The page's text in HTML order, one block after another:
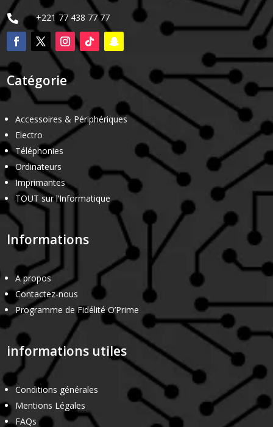
 +221 77 438 77 77
Catégorie
Accessoires & Périphériques
Electro
Téléphonies
Ordinateurs
Imprimantes
TOUT sur l’Informatique
Informations
A propos
Contactez-nous
Programme de Fidélité O’Prime
informations utiles
Conditions générales
Mentions Légales
FAQs